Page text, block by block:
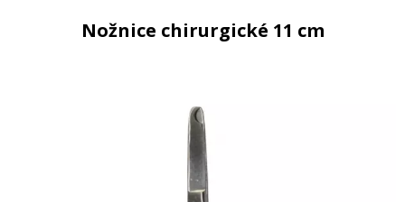
Nožnice chirurgické 11 cm